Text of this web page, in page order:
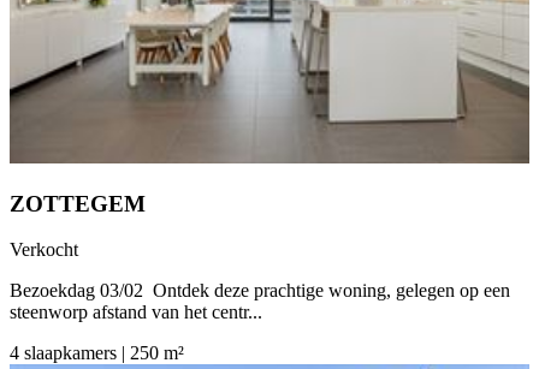
ZOTTEGEM
Verkocht
Bezoekdag 03/02 Ontdek deze prachtige woning, gelegen op een
steenworp afstand van het centr...
4 slaapkamers | 250 m²